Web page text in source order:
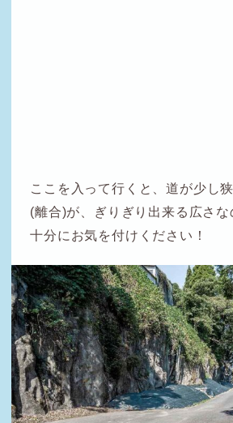
ここを入って行くと、道が少し
(離合)が、ぎりぎり出来る広さ
十分にお気を付けください！